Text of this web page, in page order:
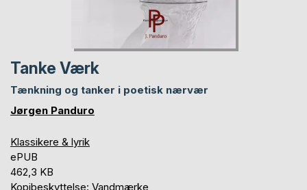
Tanke Værk
Tænkning og tanker i poetisk nærvær
Jørgen Panduro
Klassikere & lyrik
ePUB
462,3 KB
Kopibeskyttelse: Vandmærke